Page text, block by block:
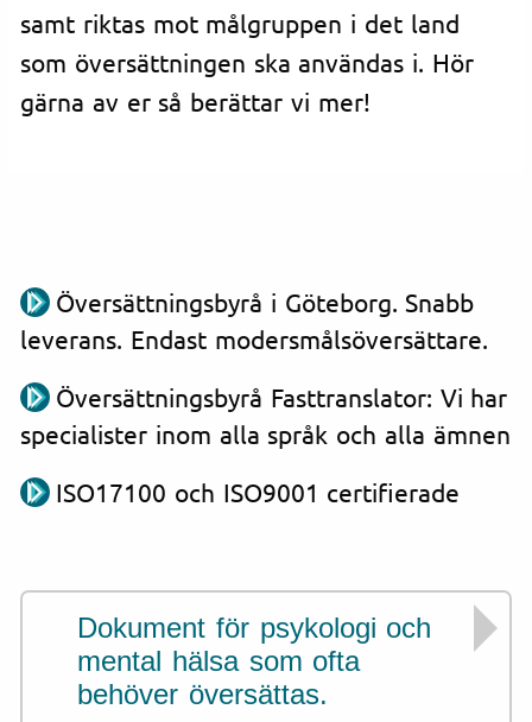
samt riktas mot målgruppen i det land
som översättningen ska användas i. Hör
gärna av er så berättar vi mer!
Översättningsbyrå i Göteborg. Snabb
leverans. Endast modersmålsöversättare.
Översättningsbyrå Fasttranslator: Vi har
specialister inom alla språk och alla ämnen
ISO17100 och ISO9001 certifierade
Dokument för psykologi och
mental hälsa som ofta
behöver översättas.